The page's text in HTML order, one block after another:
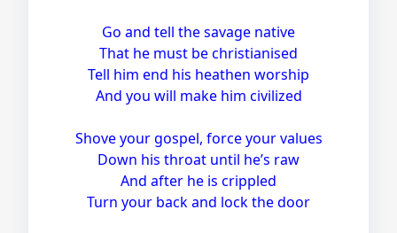
Go and tell the savage native
That he must be christianised
Tell him end his heathen worship
And you will make him civilized
Shove your gospel, force your values
Down his throat until he’s raw
And after he is crippled
Turn your back and lock the door